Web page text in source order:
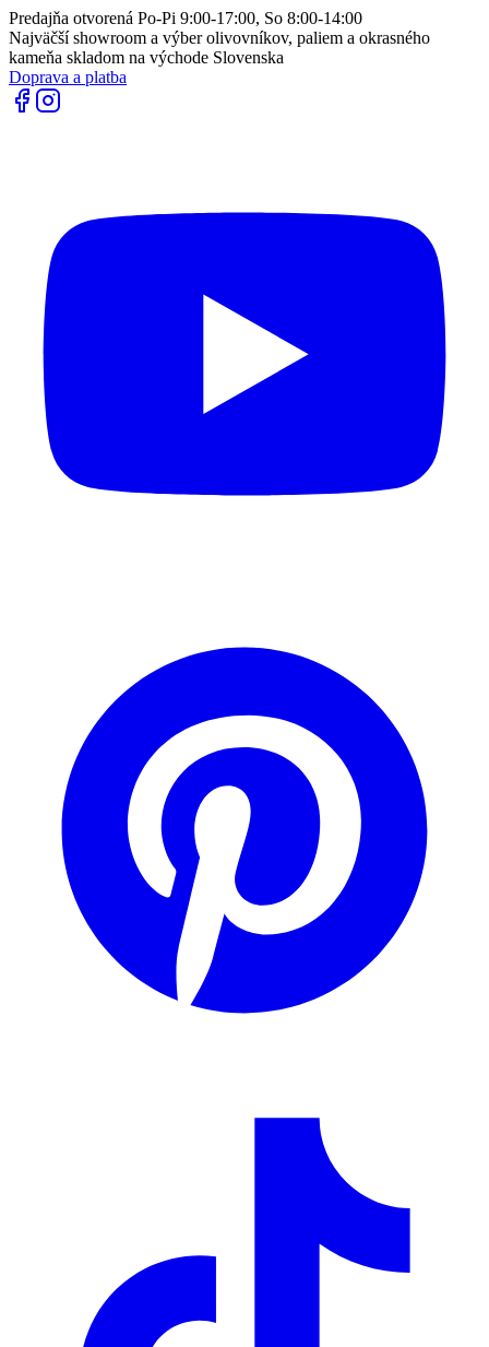
Predajňa otvorená Po-Pi 9:00-17:00, So 8:00-14:00
Najväčší showroom a výber olivovníkov, paliem a okrasného
kameňa skladom na východe Slovenska
Doprava a platba